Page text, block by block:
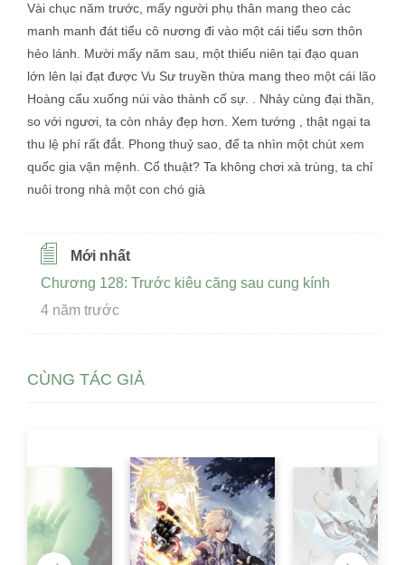
Vài chục năm trước, mấy người phụ thân mang theo các
manh manh đát tiểu cô nương đi vào một cái tiểu sơn thôn
hẻo lánh. Mười mấy năm sau, một thiếu niên tại đạo quan
lớn lên lại đạt được Vu Sư truyền thừa mang theo một cái lão
Hoàng cẩu xuống núi vào thành cố sự. . Nhảy cùng đại thần,
so với ngươi, ta còn nhảy đẹp hơn. Xem tướng , thật ngại ta
thu lệ phí rất đắt. Phong thuỷ sao, để ta nhìn một chút xem
quốc gia vận mệnh. Cổ thuật? Ta không chơi xà trùng, ta chỉ
nuôi trong nhà một con chó già
Mới nhất
Chương 128: Trước kiêu căng sau cung kính
4 năm trước
CÙNG TÁC GIẢ